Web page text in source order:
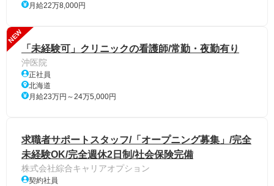
月給22万8,000円
NEW
「未経験可」クリニックの看護師/常勤・夜勤有り
沖医院
正社員
北海道
月給23万円～24万5,000円
求職者サポートスタッフ/「オープニング募集」/完全
未経験OK/完全週休2日制/社会保険完備
株式会社綜合キャリアオプション
契約社員